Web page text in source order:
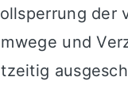
der
und